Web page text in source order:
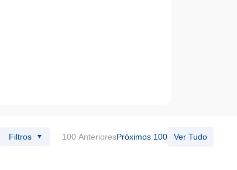
Filtros 100 AnterioresPróximos 100 Ver Tudo